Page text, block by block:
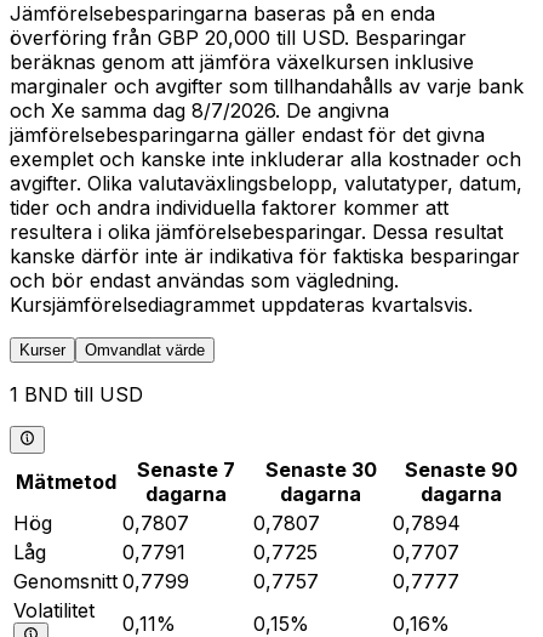
Jämförelsebesparingarna baseras på en enda
överföring från GBP 20,000 till USD. Besparingar
beräknas genom att jämföra växelkursen inklusive
marginaler och avgifter som tillhandahålls av varje bank
och Xe samma dag 8/7/2026. De angivna
jämförelsebesparingarna gäller endast för det givna
exemplet och kanske inte inkluderar alla kostnader och
avgifter. Olika valutaväxlingsbelopp, valutatyper, datum,
tider och andra individuella faktorer kommer att
resultera i olika jämförelsebesparingar. Dessa resultat
kanske därför inte är indikativa för faktiska besparingar
och bör endast användas som vägledning.
Kursjämförelsediagrammet uppdateras kvartalsvis.
Kurser Omvandlat värde
1 BND till USD
Mätmetod
Senaste 7
dagarna
Senaste 30
dagarna
Senaste 90
dagarna
Hög
0,7807 0,7807
0,7894
Låg
0,7791 0,7725
0,7707
Genomsnitt 0,7799 0,7757
0,7777
Volatilitet
0,11% 0,15% 0,16%